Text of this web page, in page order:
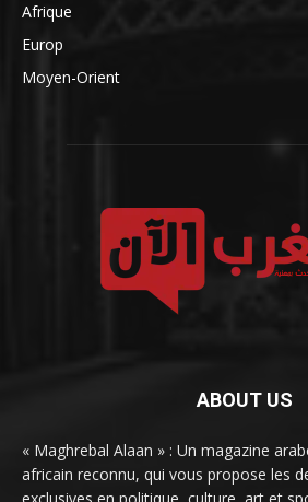
Afrique
Europ
Moyen-Orient
ABOUT US
« Maghrebal Alaan » : Un magazine
africain reconnu, qui vous propose les